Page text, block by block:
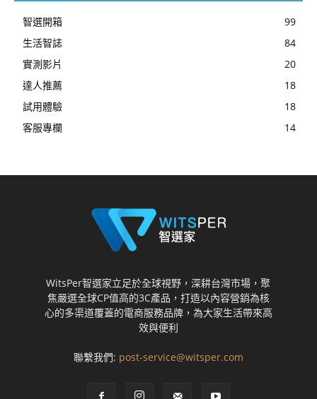
智選開箱
99
生活智誌
84
實測影片
20
達人推薦
18
試用體驗
18
客服專欄
14
WitsPer智選家立足於全球視野，深耕台灣市場，聚
焦嚴選全球CP值高的3C產品，打造以內容營銷為核
心的多渠道覆蓋的電商服務品牌，為大家生活帶來高
效與便利
聯繫我們: post-service@witsper.com